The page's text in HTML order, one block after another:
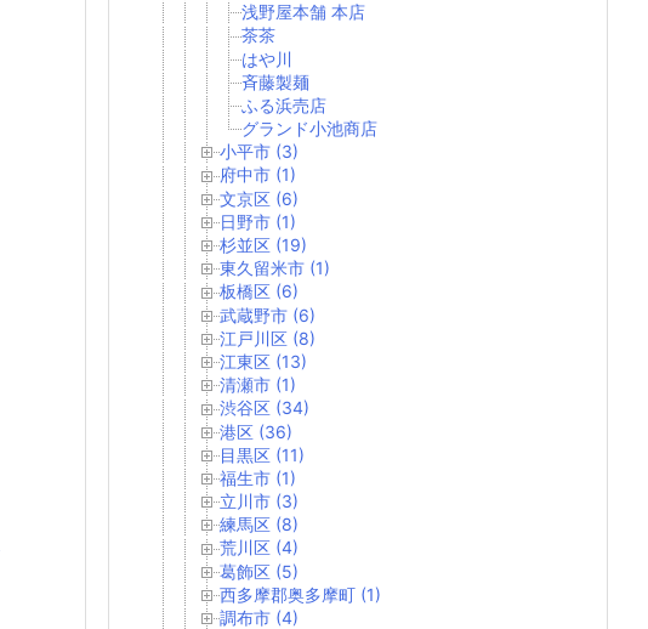
浅野屋本舗 本店
茶茶
はや川
斉藤製麺
ふる浜売店
グランド小池商店
小平市 (3)
府中市 (1)
文京区 (6)
日野市 (1)
杉並区 (19)
東久留米市 (1)
板橋区 (6)
武蔵野市 (6)
江戸川区 (8)
江東区 (13)
清瀬市 (1)
渋谷区 (34)
港区 (36)
目黒区 (11)
福生市 (1)
立川市 (3)
練馬区 (8)
荒川区 (4)
葛飾区 (5)
西多摩郡奥多摩町 (1)
調布市 (4)